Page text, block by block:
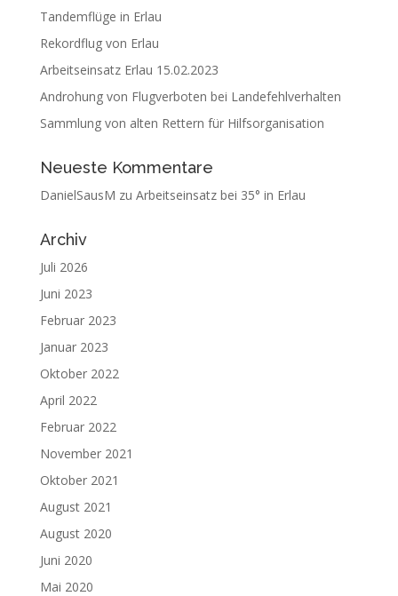
Tandemflüge in Erlau
Rekordflug von Erlau
Arbeitseinsatz Erlau 15.02.2023
Androhung von Flugverboten bei Landefehlverhalten
Sammlung von alten Rettern für Hilfsorganisation
Neueste Kommentare
DanielSausM zu Arbeitseinsatz bei 35° in Erlau
Archiv
Juli 2026
Juni 2023
Februar 2023
Januar 2023
Oktober 2022
April 2022
Februar 2022
November 2021
Oktober 2021
August 2021
August 2020
Juni 2020
Mai 2020